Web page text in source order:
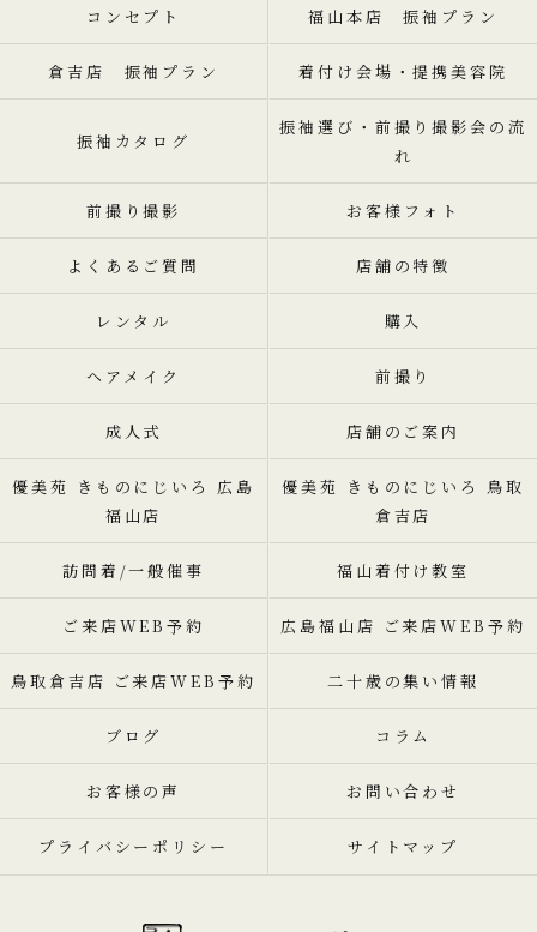
コンセプト 福山本店 振袖プラン
倉吉店 振袖プラン 着付け会場・提携美容院
振袖カタログ
振袖選び・前撮り撮影会の流
れ
前撮り撮影 お客様フォト
よくあるご質問 店舗の特徴
レンタル 購入
ヘアメイク 前撮り
成人式 店舗のご案内
優美苑 きものにじいろ 広島
福山店
優美苑 きものにじいろ 鳥取
倉吉店
訪問着/一般催事 福山着付け教室
ご来店WEB予約 広島福山店 ご来店WEB予約
鳥取倉吉店 ご来店WEB予約 二十歳の集い情報
ブログ コラム
お客様の声 お問い合わせ
プライバシーポリシー サイトマップ